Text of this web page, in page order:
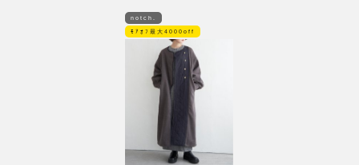
notch.
ﾓｱｵﾌ最大4000off